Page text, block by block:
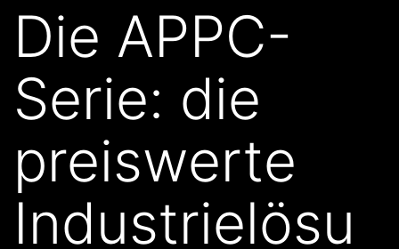
Die APPC-
Serie: die
preiswerte
Industrielösu